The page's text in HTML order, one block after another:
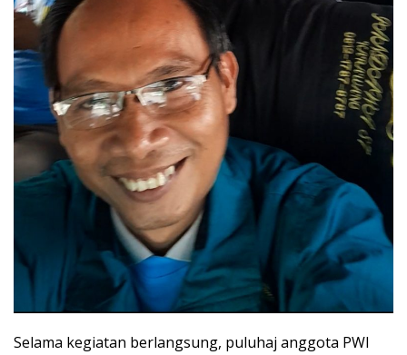
Selama kegiatan berlangsung, puluhaj anggota PWI